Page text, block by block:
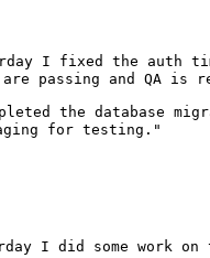
I fixed the auth
passing and QA is
the database
for testing."
I did some work on